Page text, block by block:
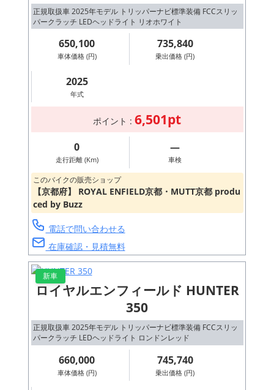
正規取扱車 2025年モデル トリッパーナビ標準装備 FCCスリッ
パークラッチ LEDヘッドライト リオホワイト
650,100
車体価格 (円)
735,840
乗出価格 (円)
2025
年式
ポイント : 6,501pt
0
走行距離 (Km)
―
車検
このバイクの販売ショップ
【京都府】 ROYAL ENFIELD京都・MUTT京都 produ
ced by Buzz
電話で問い合わせる
在庫確認・見積無料
新車
ロイヤルエンフィールド HUNTER
350
正規取扱車 2025年モデル トリッパーナビ標準装備 FCCスリッ
パークラッチ LEDヘッドライト ロンドンレッド
660,000
車体価格 (円)
745,740
乗出価格 (円)